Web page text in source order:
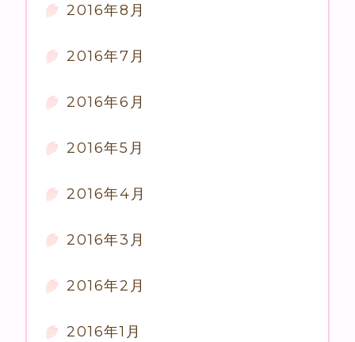
2016年8月
2016年7月
2016年6月
2016年5月
2016年4月
2016年3月
2016年2月
2016年1月